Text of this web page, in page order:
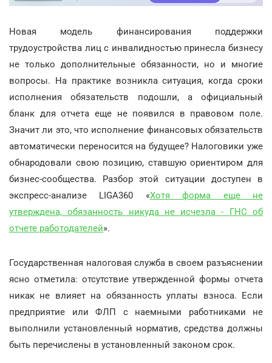
Новая модель финансирования поддержки
трудоустройства лиц с инвалидностью принесла бизнесу
не только дополнительные обязанности, но и многие
вопросы. На практике возникла ситуация, когда сроки
исполнения обязательств подошли, а официальный
бланк для отчета еще не появился в правовом поле.
Значит ли это, что исполнение финансовых обязательств
автоматически переносится на будущее? Налоговики уже
обнародовали свою позицию, ставшую ориентиром для
бизнес-сообщества. Разбор этой ситуации доступен в
экспресс-анализе LIGA360 «Хотя форма еще не
утверждена, обязанность никуда не исчезла - ГНС об
отчете работодателей».
Государственная налоговая служба в своем разъяснении
ясно отметила: отсутствие утвержденной формы отчета
никак не влияет на обязанность уплаты взноса. Если
предприятие или ФЛП с наемными работниками не
выполнили установленный норматив, средства должны
быть перечислены в установленный законом срок.